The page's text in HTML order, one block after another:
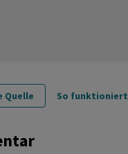
Quelle So